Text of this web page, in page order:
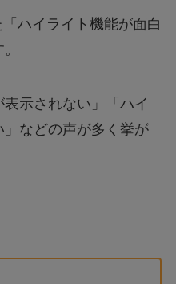
ハイライト機能が面白
示されない」「ハイ
などの声が多く挙が